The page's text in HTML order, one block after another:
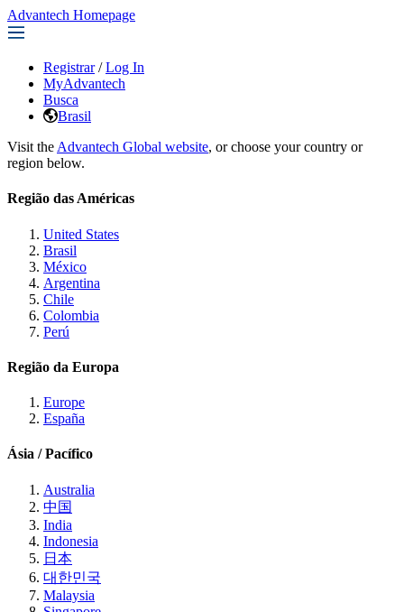
Advantech Homepage
Registrar / Log In
MyAdvantech
Busca
Brasil
Visit the Advantech Global website, or choose your country or
region below.
Região das Américas
United States
Brasil
México
Argentina
Chile
Colombia
Perú
Região da Europa
Europe
España
Ásia / Pacífico
Australia
中国
India
Indonesia
日本
대한민국
Malaysia